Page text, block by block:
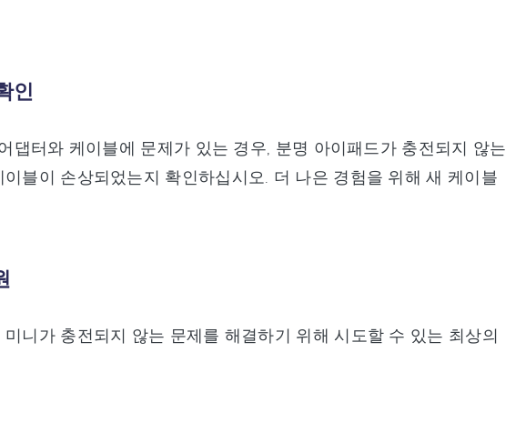
인
댑터와 케이블에 문제가 있는 경우, 분명 아이패드가 충전되지 않는
블이 손상되었는지 확인하십시오. 더 나은 경험을 위해 새 케이블
니가 충전되지 않는 문제를 해결하기 위해 시도할 수 있는 최상의